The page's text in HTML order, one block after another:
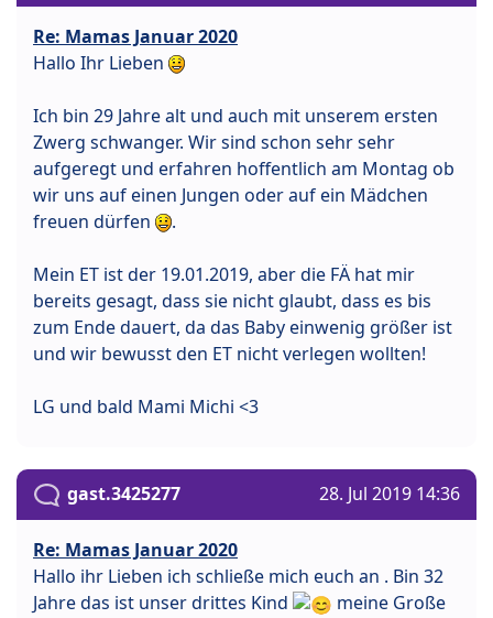
Re: Mamas Januar 2020
Hallo Ihr Lieben
Ich bin 29 Jahre alt und auch mit unserem ersten
Zwerg schwanger. Wir sind schon sehr sehr
aufgeregt und erfahren hoffentlich am Montag ob
wir uns auf einen Jungen oder auf ein Mädchen
freuen dürfen
.
Mein ET ist der 19.01.2019, aber die FÄ hat mir
bereits gesagt, dass sie nicht glaubt, dass es bis
zum Ende dauert, da das Baby einwenig größer ist
und wir bewusst den ET nicht verlegen wollten!
LG und bald Mami Michi <3
gast.3425277 28. Jul 2019 14:36
Re: Mamas Januar 2020
Hallo ihr Lieben ich schließe mich euch an . Bin 32
Jahre das ist unser drittes Kind
meine Große